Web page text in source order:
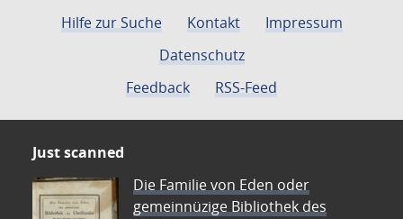
Hilfe zur Suche Kontakt
Impressum
Datenschutz
Feedback
RSS-Feed
Just scanned
Die Familie von Eden oder
gemeinnüzige Bibliothek des